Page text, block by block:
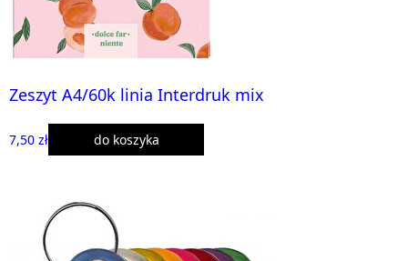
Zeszyt A4/60k linia Interdruk mix
7,50 zł do koszyka